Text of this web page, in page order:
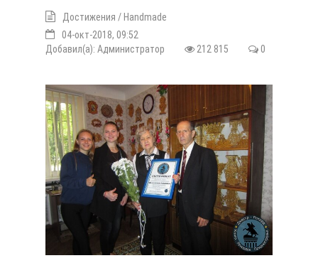
Достижения / Handmade
04-окт-2018, 09:52
Добавил(а): Администратор 212 815 0